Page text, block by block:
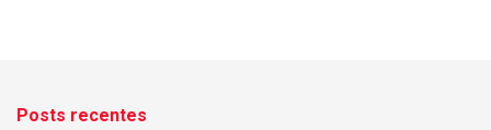
Posts recentes